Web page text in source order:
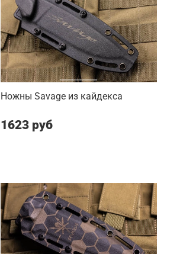
Ножны Savage из кайдекса
1623 руб